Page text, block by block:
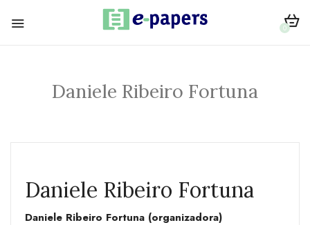
0
Daniele Ribeiro Fortuna
Daniele Ribeiro Fortuna
Daniele Ribeiro Fortuna (organizadora)